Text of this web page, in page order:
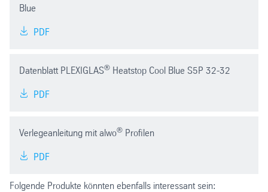
Blue
PDF
Datenblatt PLEXIGLAS® Heatstop Cool Blue S5P 32-32
PDF
Verlegeanleitung mit alwo® Profilen
PDF
Folgende Produkte könnten ebenfalls interessant sein: